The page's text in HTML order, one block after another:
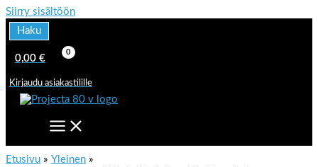
Siirry sisältöön
Haku
0,00 €
Kirjaudu asiakastilille
Etusivu
Yleinen